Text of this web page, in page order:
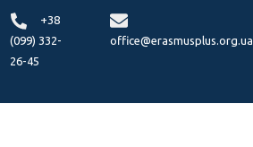
+38
(099) 332-
26-45
office@erasmusplus.org.ua